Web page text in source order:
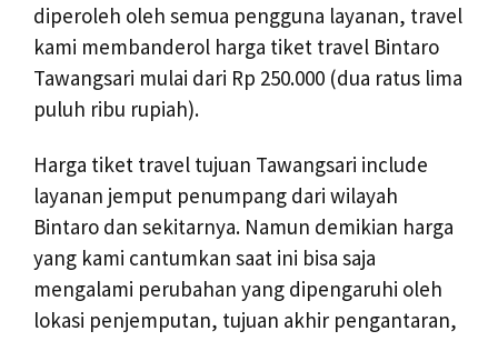
diperoleh oleh semua pengguna layanan, travel
kami membanderol harga tiket travel Bintaro
Tawangsari mulai dari Rp 250.000 (dua ratus lima
puluh ribu rupiah).
Harga tiket travel tujuan Tawangsari include
layanan jemput penumpang dari wilayah
Bintaro dan sekitarnya. Namun demikian harga
yang kami cantumkan saat ini bisa saja
mengalami perubahan yang dipengaruhi oleh
lokasi penjemputan, tujuan akhir pengantaran,